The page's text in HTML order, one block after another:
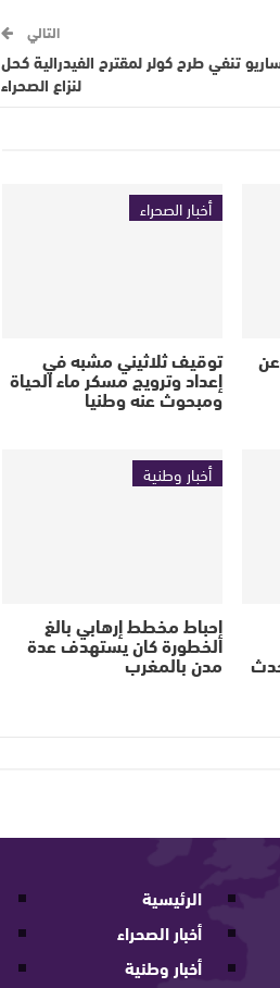
التالي
تنفي طرح كولر لمقترح الفيدرالية كحل
لنزاع الصحراء
أخبار الصحراء
توقيف ثلاثيني مشبه في
إعداد وترويج مسكر ماء الحياة
ومبحوث عنه وطنيا
أخبار وطنية
إحباط مخطط إرهابي بالغ
الخطورة كان يستهدف عدة
مدن بالمغرب
الرئيسية
أخبار الصحراء
أخبار وطنية